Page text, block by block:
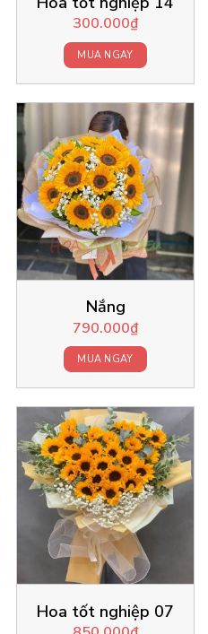
300.000₫
MUA NGAY
Nắng
790.000₫
MUA NGAY
Hoa tốt nghiệp 07